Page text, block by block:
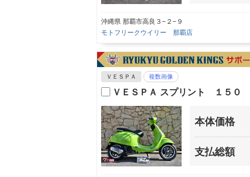
沖縄県 那覇市高良３−２−９
モトフリークウイリー 那覇店
ＶＥＳＰＡ 複数画像
ＶＥＳＰＡ スプリント １５０
本体価格
支払総額